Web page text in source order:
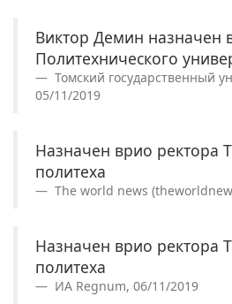
Виктор Демин назначен
Политехнического
Томский государственный
05/11/2019
Назначен врио ректора
политеха
The world news
Назначен врио ректора
политеха
ИА Regnum, 06/11/2019